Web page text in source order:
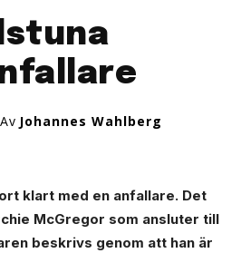
Av Johannes Wahlberg
klart med en anfallare. Det
McGregor som ansluter till
beskrivs genom att han är